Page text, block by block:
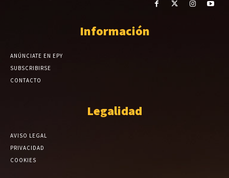
Información
ANÚNCIATE EN EPY
SUBSCRIBIRSE
CONTACTO
Legalidad
AVISO LEGAL
PRIVACIDAD
COOKIES